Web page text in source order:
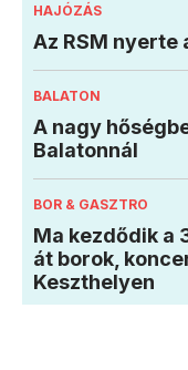
HAJÓZÁS
Az RSM nyerte
BALATON
A nagy
Balatonnál
BOR & GASZTRO
Ma kezdődik a
át borok,
Keszthelyen